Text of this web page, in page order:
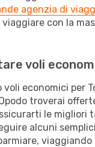
agenzia di
con la
voli
economici per
troverai
le migliori
alcuni
viaggiando